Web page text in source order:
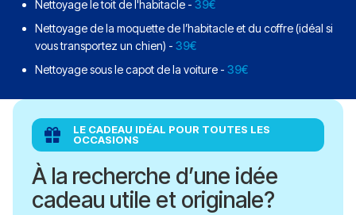
Nettoyage le toit de l'habitacle - 39€
Nettoyage de la moquette de l’habitacle et du coffre (idéal si
vous transportez un chien) - 39€
Nettoyage sous le capot de la voiture - 39€
LE CADEAU IDÉAL POUR TOUTES LES
OCCASIONS
À la recherche d’une idée
cadeau utile et originale?